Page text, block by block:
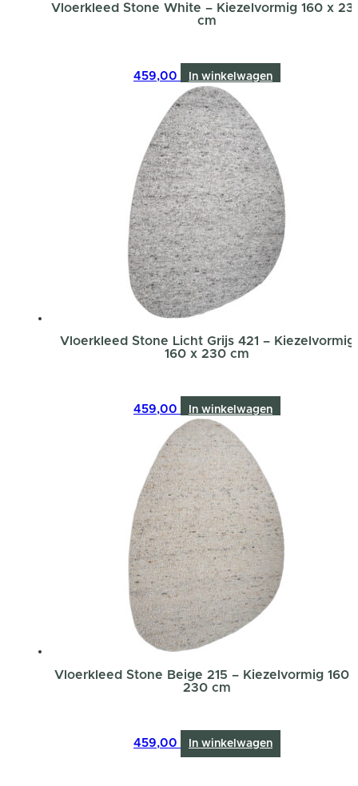
Vloerkleed Stone White – Kiezelvormig 160 x
cm
459,00 In winkelwagen
Vloerkleed Stone Licht Grijs 421 – Kiezelvormig
160 x 230 cm
459,00 In winkelwagen
Vloerkleed Stone Beige 215 – Kiezelvormig 160
230 cm
459,00 In winkelwagen